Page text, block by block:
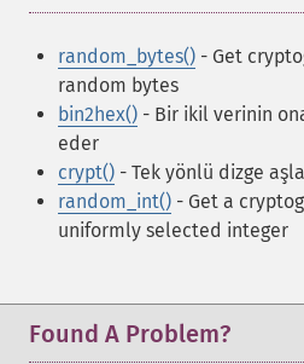
random_bytes() - Get
random bytes
bin2hex() - Bir ikil verinin
eder
crypt() - Tek yönlü dizge
random_int() - Get a
uniformly selected integer
Found A Problem?